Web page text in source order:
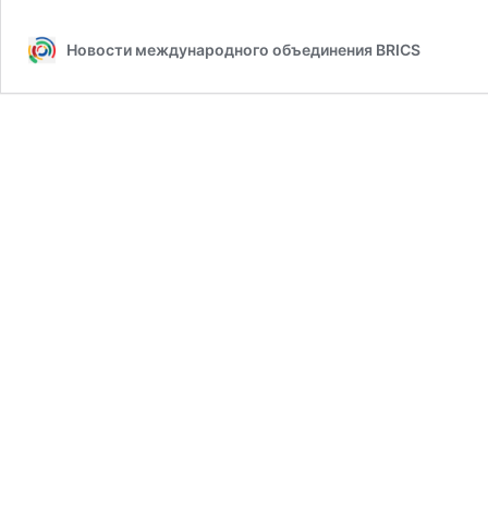
БРИКС
ШОС
Новости международного объединения BRICS